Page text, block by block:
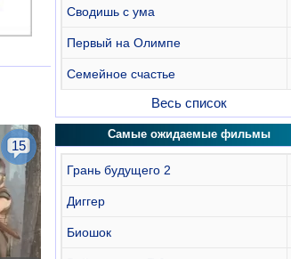
15
Сводишь с ума
Первый на Олимпе
Семейное счастье
Весь список
Самые ожидаемые фильмы
Грань будущего 2
Диггер
Биошок